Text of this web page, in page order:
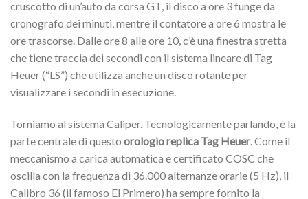
cruscotto di un’auto da corsa GT, il disco a ore 3 funge da
cronografo dei minuti, mentre il contatore a ore 6 mostra le
ore trascorse. Dalle ore 8 alle ore 10, c’è una finestra stretta
che tiene traccia dei secondi con il sistema lineare di Tag
Heuer (“LS”) che utilizza anche un disco rotante per
visualizzare i secondi in esecuzione.
Torniamo al sistema Caliper. Tecnologicamente parlando, è la
parte centrale di questo orologio replica Tag Heuer. Come il
meccanismo a carica automatica e certificato COSC che
oscilla con la frequenza di 36.000 alternanze orarie (5 Hz), il
Calibro 36 (il famoso El Primero) ha sempre fornito la